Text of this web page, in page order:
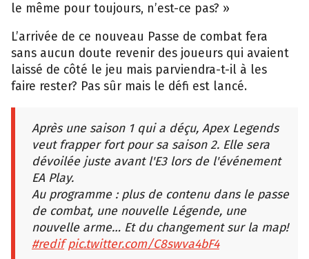
le même pour toujours, n’est-ce pas? »
L’arrivée de ce nouveau Passe de combat fera
sans aucun doute revenir des joueurs qui avaient
laissé de côté le jeu mais parviendra-t-il à les
faire rester? Pas sûr mais le défi est lancé.
Après une saison 1 qui a déçu, Apex Legends
veut frapper fort pour sa saison 2. Elle sera
dévoilée juste avant l'E3 lors de l'événement
EA Play.
Au programme : plus de contenu dans le passe
de combat, une nouvelle Légende, une
nouvelle arme… Et du changement sur la map!
#redif pic.twitter.com/C8swva4bF4